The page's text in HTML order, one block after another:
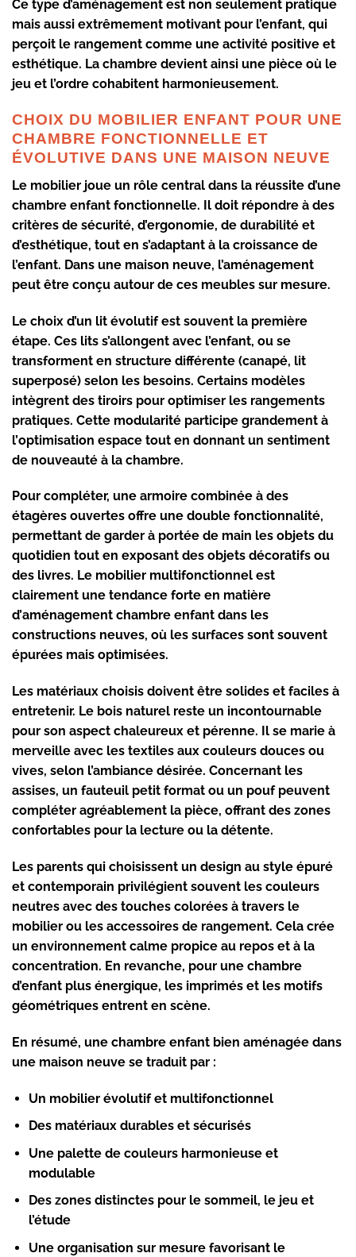
Ce type d’aménagement est non seulement pratique
mais aussi extrêmement motivant pour l’enfant, qui
perçoit le rangement comme une activité positive et
esthétique. La chambre devient ainsi une pièce où le
jeu et l’ordre cohabitent harmonieusement.
CHOIX DU MOBILIER ENFANT POUR UNE
CHAMBRE FONCTIONNELLE ET
ÉVOLUTIVE DANS UNE MAISON NEUVE
Le mobilier joue un rôle central dans la réussite d’une
chambre enfant fonctionnelle. Il doit répondre à des
critères de sécurité, d’ergonomie, de durabilité et
d’esthétique, tout en s’adaptant à la croissance de
l’enfant. Dans une maison neuve, l’aménagement
peut être conçu autour de ces meubles sur mesure.
Le choix d’un lit évolutif est souvent la première
étape. Ces lits s’allongent avec l’enfant, ou se
transforment en structure différente (canapé, lit
superposé) selon les besoins. Certains modèles
intègrent des tiroirs pour optimiser les rangements
pratiques. Cette modularité participe grandement à
l’optimisation espace tout en donnant un sentiment
de nouveauté à la chambre.
Pour compléter, une armoire combinée à des
étagères ouvertes offre une double fonctionnalité,
permettant de garder à portée de main les objets du
quotidien tout en exposant des objets décoratifs ou
des livres. Le mobilier multifonctionnel est
clairement une tendance forte en matière
d’aménagement chambre enfant dans les
constructions neuves, où les surfaces sont souvent
épurées mais optimisées.
Les matériaux choisis doivent être solides et faciles à
entretenir. Le bois naturel reste un incontournable
pour son aspect chaleureux et pérenne. Il se marie à
merveille avec les textiles aux couleurs douces ou
vives, selon l’ambiance désirée. Concernant les
assises, un fauteuil petit format ou un pouf peuvent
compléter agréablement la pièce, offrant des zones
confortables pour la lecture ou la détente.
Les parents qui choisissent un design au style épuré
et contemporain privilégient souvent les couleurs
neutres avec des touches colorées à travers le
mobilier ou les accessoires de rangement. Cela crée
un environnement calme propice au repos et à la
concentration. En revanche, pour une chambre
d’enfant plus énergique, les imprimés et les motifs
géométriques entrent en scène.
En résumé, une chambre enfant bien aménagée dans
une maison neuve se traduit par :
Un mobilier évolutif et multifonctionnel
Des matériaux durables et sécurisés
Une palette de couleurs harmonieuse et
modulable
Des zones distinctes pour le sommeil, le jeu et
l’étude
Une organisation sur mesure favorisant le